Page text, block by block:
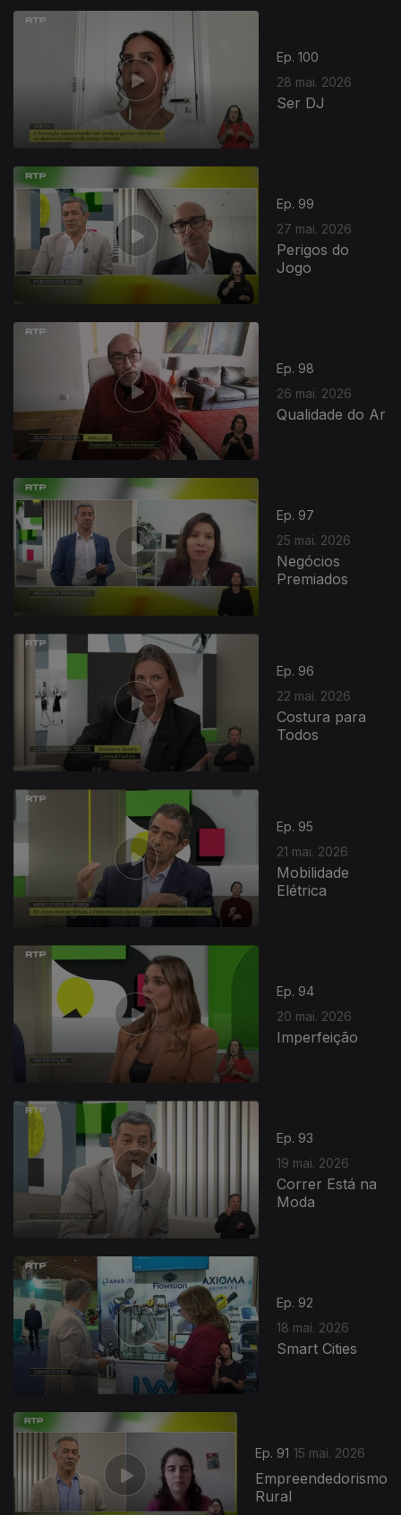
Ep. 100
28 mai. 2026
Ser DJ
Ep. 99
27 mai. 2026
Perigos do
Jogo
Ep. 98
26 mai. 2026
Qualidade do Ar
931671
Ep. 97
25 mai. 2026
Negócios
Premiados
Ep. 96
22 mai. 2026
Costura para
Todos
Ep. 95
21 mai. 2026
Mobilidade
Elétrica
Ep. 94
20 mai. 2026
Imperfeição
Ep. 93
19 mai. 2026
Correr Está na
Moda
Ep. 92
18 mai. 2026
Smart Cities
Ep. 91 15 mai. 2026
Empreendedorismo
Rural